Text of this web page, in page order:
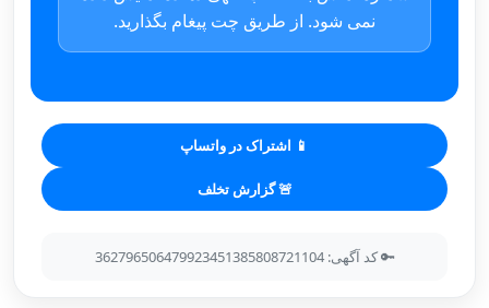
نمی شود. از طریق چت پیغام بگذارید.
📱 اشتراک در واتساپ
🚨 گزارش تخلف
🔑 کد آگهی: 362796506479923451385808721104